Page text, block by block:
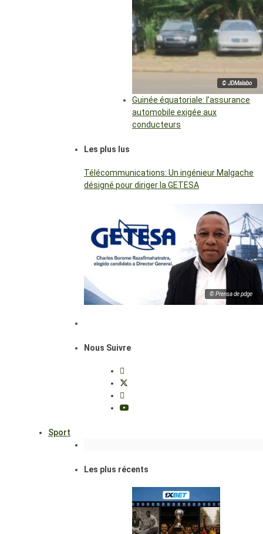
© JDMalabo
Guinée équatoriale: l’assurance
automobile exigée aux
conducteurs
Les plus lus
Télécommunications: Un ingénieur Malgache
désigné pour diriger la GETESA
© Prensa de pdge
Nous Suivre
Sport
Les plus récents